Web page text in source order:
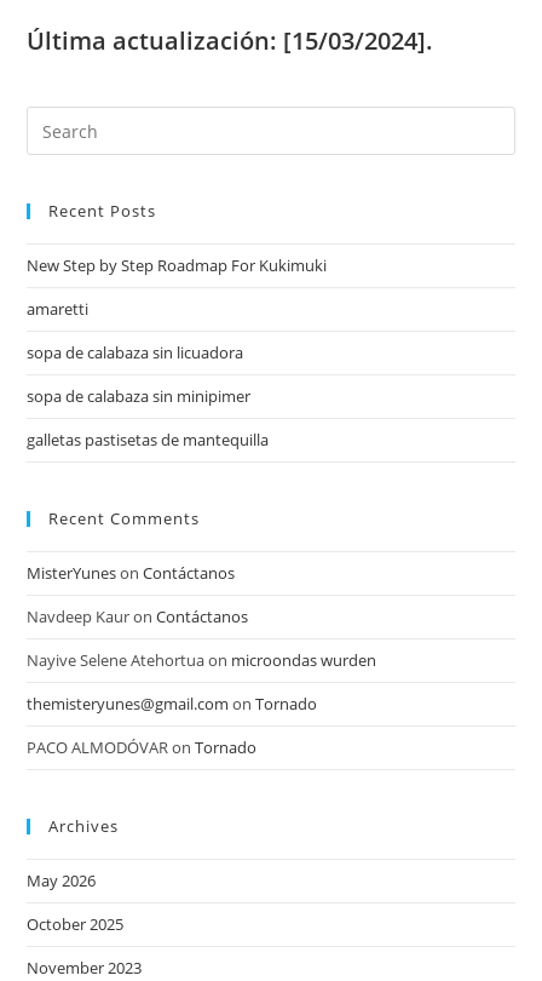
Última actualización: [15/03/2024].
Recent Posts
New Step by Step Roadmap For Kukimuki
amaretti
sopa de calabaza sin licuadora
sopa de calabaza sin minipimer
galletas pastisetas de mantequilla
Recent Comments
MisterYunesonContáctanos
Navdeep KauronContáctanos
Nayive Selene Atehortuaon microondas wurden
themisteryunes@gmail.com onTornado
PACO ALMODÓVARonTornado
Archives
May 2026
October 2025
November 2023